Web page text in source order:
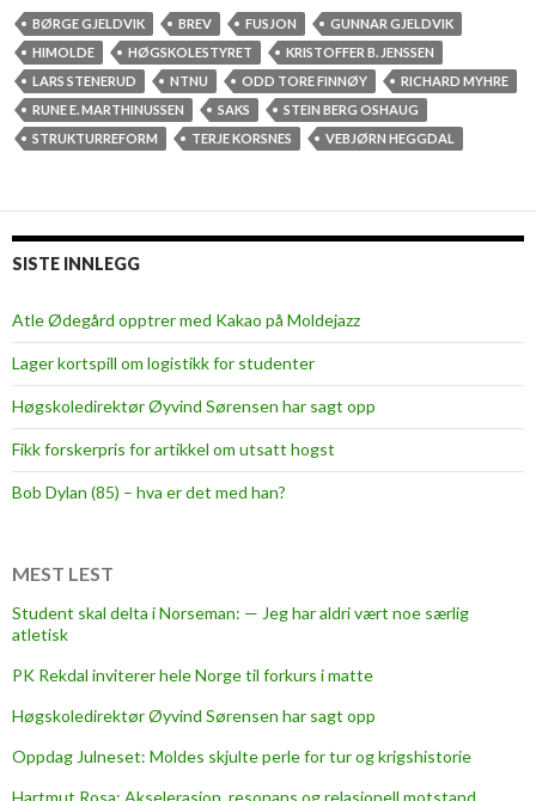
e
v
f
r
a
o
l
e
e
r
e
ø
s
k
l
BØRGE GJELDVIK BREV FUSJON
GUNNAR GJELDVIK
HIMOLDE
HØGSKOLESTYRET
KRISTOFFER B. JENSSEN
LARS STENERUD
NTNU ODD TORE FINNØY
RICHARD MYHRE
RUNE E. MARTHINUSSEN
SAKS
STEIN BERG OSHAUG
STRUKTURREFORM
TERJE KORSNES VEBJØRN HEGGDAL
SISTE INNLEGG
Atle Ødegård opptrer med Kakao på Moldejazz
Lager kortspill om logistikk for studenter
Høgskoledirektør Øyvind Sørensen har sagt opp
Fikk forskerpris for artikkel om utsatt hogst
Bob Dylan (85) – hva er det med han?
MEST LEST
Student skal delta i Norseman: — Jeg har aldri vært noe særlig
atletisk
PK Rekdal inviterer hele Norge til forkurs i matte
Høgskoledirektør Øyvind Sørensen har sagt opp
Oppdag Julneset: Moldes skjulte perle for tur og krigshistorie
Hartmut Rosa: Akselerasjon, resonans og relasjonell motstand